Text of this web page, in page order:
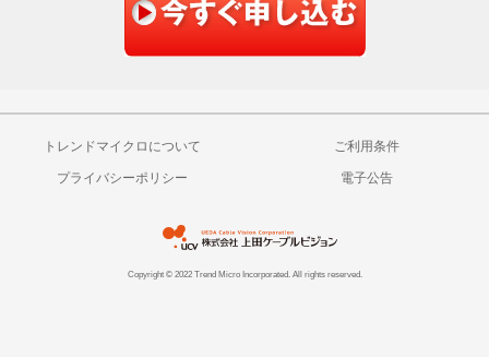
トレンドマイクロについて ご利用条件
プライバシーポリシー 電子公告
Copyright © 2022 Trend Micro Incorporated. All rights reserved.